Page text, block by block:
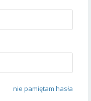
nie pamiętam hasła